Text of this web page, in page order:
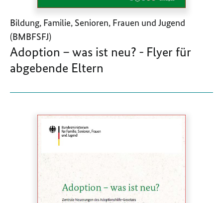
Bildung, Familie, Senioren, Frauen und Jugend
(BMBFSFJ)
Adoption – was ist neu? - Flyer für
abgebende Eltern